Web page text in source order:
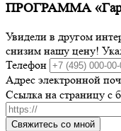
ПРОГРАММА
Увидели в другом
снизим нашу цену!
Телефон
Адрес электронной
Ссылка на страницу с
Свяжитесь со мной